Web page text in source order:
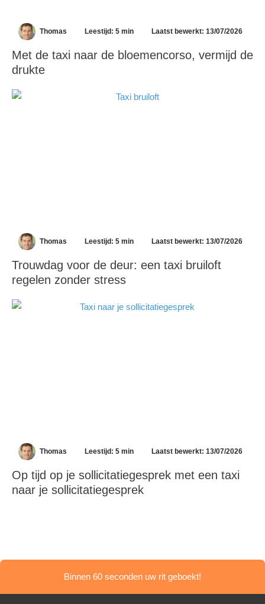
Thomas Leestijd: 5 min Laatst bewerkt: 13/07/2026
Met de taxi naar de bloemencorso, vermijd de
drukte
Thomas Leestijd: 5 min Laatst bewerkt: 13/07/2026
Trouwdag voor de deur: een taxi bruiloft
regelen zonder stress
Thomas Leestijd: 5 min Laatst bewerkt: 13/07/2026
Op tijd op je sollicitatiegesprek met een taxi
naar je sollicitatiegesprek
Binnen 60 seconden uw rit geboekt!